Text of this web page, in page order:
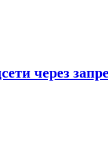
через